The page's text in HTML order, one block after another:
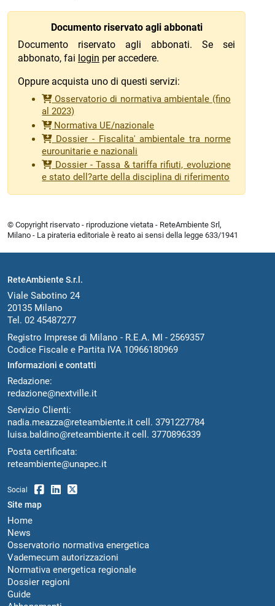
Documento riservato agli abbonati
Documento riservato agli abbonati. Se sei
abbonato, fai login per accedere.
Oppure acquista uno di questi servizi:
Osservatorio di normativa ambientale (fino
al 2023)
Normativa UE/nazionale
Dossier - Fiscalita' ambientale tra norme
eurounitarie e nazionali
Dossier - Tassa & tariffa rifiuti, evoluzione
e stato dell?arte della disciplina di riferimento
© Copyright riservato - riproduzione vietata - ReteAmbiente Srl,
Milano - La pirateria editoriale è reato ai sensi della legge 633/1941
ReteAmbiente S.r.l.
Viale Sabotino 24
20135 Milano
Tel. 02 45487277
Registro Imprese di Milano - R.E.A. MI - 2569357
Codice Fiscale e Partita IVA 10966180969
Informazioni e contatti
Redazione:
redazione@nextville.it
Servizio Clienti:
nadia.meazza@reteambiente.it cell. 3791227784
luisa.baldino@reteambiente.it cell. 3770896339
Posta certificata:
reteambiente@unapec.it
Social
Site map
Home
News
Osservatorio normativa energetica
Vademecum autorizzazioni
Normativa energetica regionale
Dossier regioni
Guide